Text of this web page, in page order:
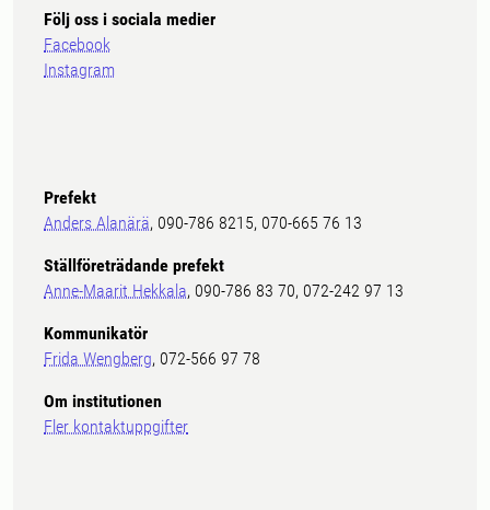
Följ oss i sociala medier
Facebook
Instagram
Prefekt
Anders Alanärä, 090-786 8215, 070-665 76 13
Ställföreträdande prefekt
Anne-Maarit Hekkala, 090-786 83 70, 072-242 97 13
Kommunikatör
Frida Wengberg, 072-566 97 78
Om institutionen
Fler kontaktuppgifter